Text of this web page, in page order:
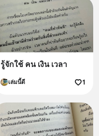
รู้จักใช้ คน เงิน เวลา
เล่มนี้ดี 1